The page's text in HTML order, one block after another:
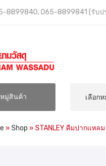
8899840, 065-8899841 (รับป
มู่สินค้า
»Shop »STANLEY คีมปากแห